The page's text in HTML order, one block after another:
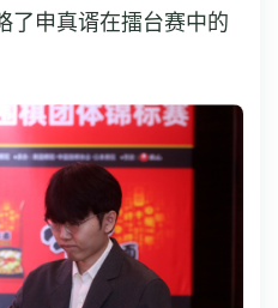
了申真谞在擂台赛中的